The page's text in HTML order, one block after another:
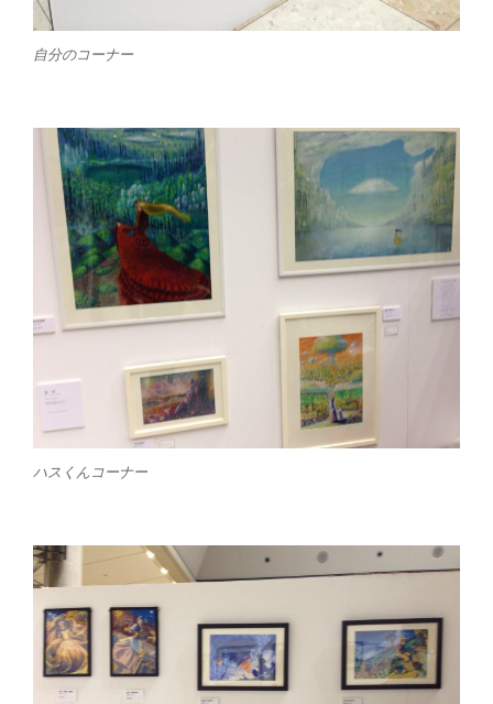
自分のコーナー
ハスくんコーナー